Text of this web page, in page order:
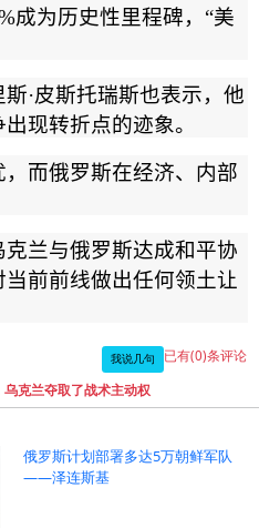
成为历史性里程碑， “美
斯·皮斯托瑞斯也表示，他
现转折点的迹象。
而俄罗斯在经济、内部
兰与俄罗斯达成和平协
前前线做出任何领土让
我说几句 已有(0)条评论
克兰夺取了战术主动权
俄罗斯计划部署多达5万朝鲜军队
——泽连斯基